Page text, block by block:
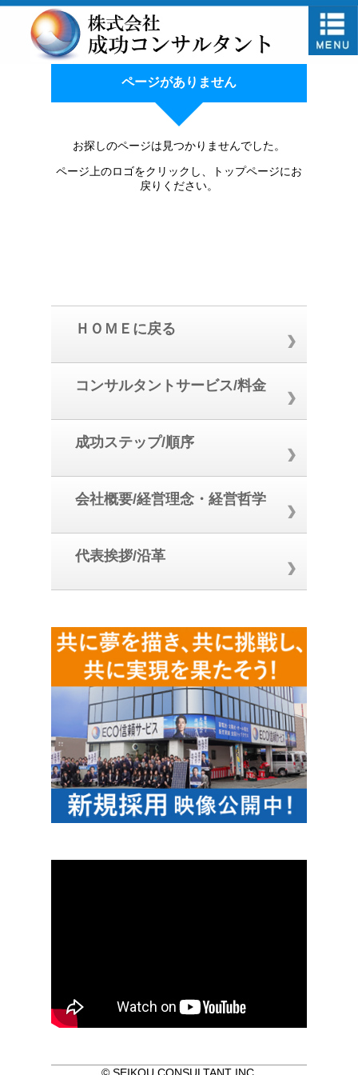
ページがありません
お探しのページは見つかりませんでした。
ページ上のロゴをクリックし、トップページにお
戻りください。
ＨＯＭＥに戻る
コンサルタントサービス/料金
成功ステップ/順序
会社概要/経営理念・経営哲学
代表挨拶/沿革